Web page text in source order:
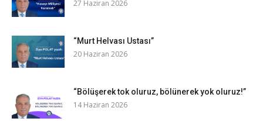
27 Haziran 2026
“Murt Helvası Ustası”
20 Haziran 2026
“Bölüşerek tok oluruz, bölünerek yok oluruz!”
14 Haziran 2026